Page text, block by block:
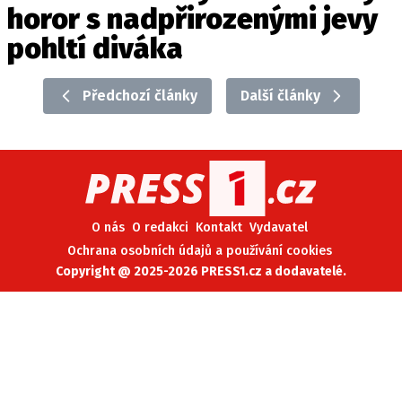
horor s nadpřirozenými jevy
pohltí diváka
Předchozí články Další články
O nás O redakci Kontakt Vydavatel
Ochrana osobních údajů a používání cookies
Copyright @ 2025-2026 PRESS1.cz a dodavatelé.